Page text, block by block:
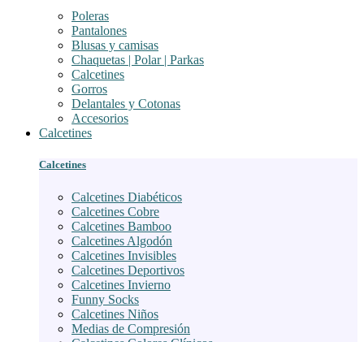
Poleras
Pantalones
Blusas y camisas
Chaquetas | Polar | Parkas
Calcetines
Gorros
Delantales y Cotonas
Accesorios
Calcetines
Calcetines
Calcetines Diabéticos
Calcetines Cobre
Calcetines Bamboo
Calcetines Algodón
Calcetines Invisibles
Calcetines Deportivos
Calcetines Invierno
Funny Socks
Calcetines Niños
Medias de Compresión